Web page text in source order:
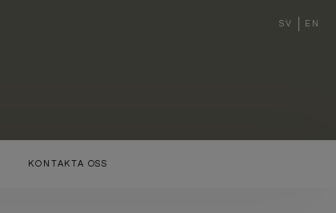
SV EN
KONTAKTA OSS